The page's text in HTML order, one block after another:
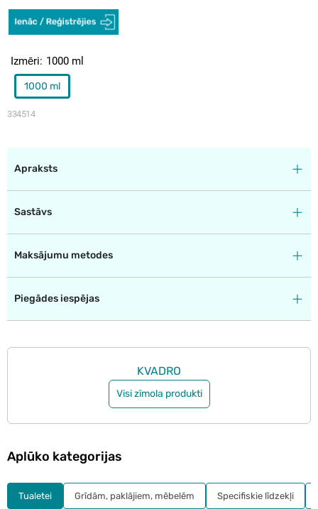
334514
Izmēri 1000 ml
1000 ml
Apraksts
Sastāvs
Maksājumu metodes
Piegādes iespējas
KVADRO
Visi zīmola produkti
Aplūko kategorijas
Tualetei Grīdām, paklājiem, mēbelēm Specifiskie līdzekļi